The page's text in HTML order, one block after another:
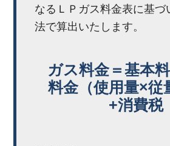
なるＬＰガス料金表に基づ
法で算出いたします。
ガス料金＝基本
料金（使用量×従
+消費税